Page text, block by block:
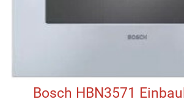
Bosch HBN3571